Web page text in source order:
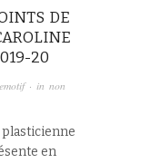
DE
20
· innon
en